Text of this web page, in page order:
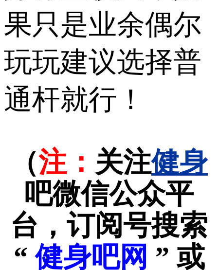
果只是业余偶尔
玩玩建议选择普
通杆就行！
（注： 关注健身
吧微信公众平
台，订阅号搜索
“健身吧网 ” 或